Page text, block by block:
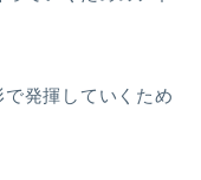
発揮していくため